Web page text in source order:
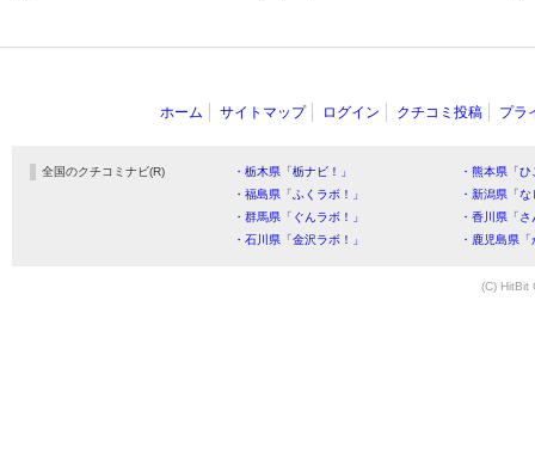
ホーム サイトマップ ログイン クチコミ投稿 プラ
全国のクチコミナビ(R) ・栃木県「栃ナビ！」
・熊本県「
・福島県「ふくラボ！」
・新潟県「
・群馬県「ぐんラボ！」
・香川県「
・石川県「金沢ラボ！」
・鹿児島県
(C) HitBit